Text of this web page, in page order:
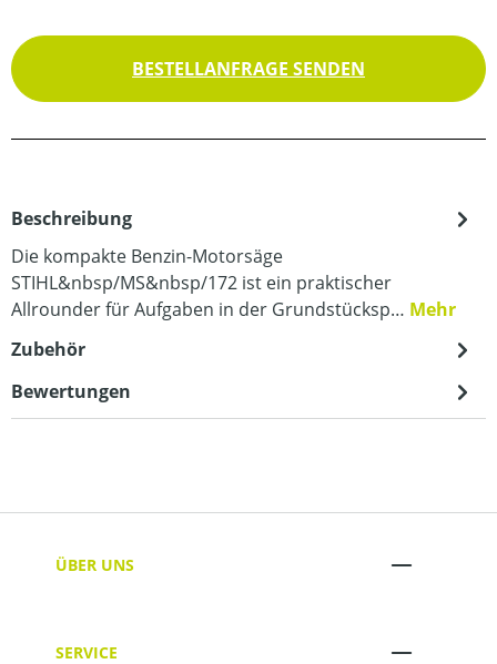
BESTELLANFRAGE SENDEN
Beschreibung
Die kompakte Benzin-Motorsäge
STIHL&nbsp/MS&nbsp/172 ist ein praktischer
Allrounder für Aufgaben in der Grundstücksp… Mehr
Zubehör
Bewertungen
ÜBER UNS
SERVICE